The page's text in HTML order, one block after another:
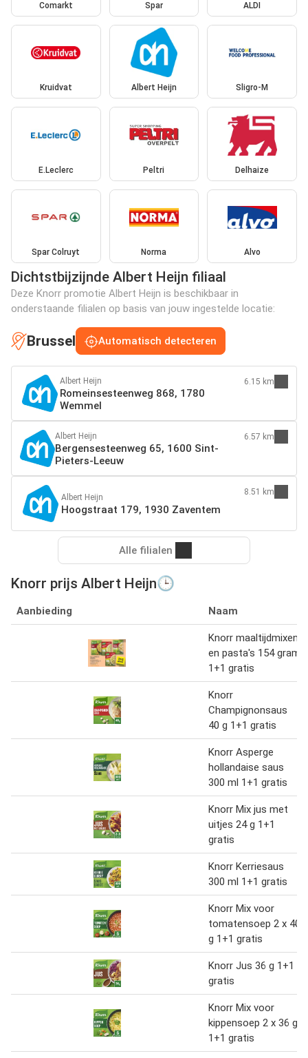
Comarkt Spar ALDI
Kruidvat Albert Heijn Sligro-M
E.Leclerc Peltri Delhaize
Spar Colruyt Norma Alvo
Dichtstbijzijnde Albert Heijn filiaal
Deze Knorr promotie Albert Heijn is beschikbaar in
onderstaande filialen op basis van jouw ingestelde locatie:
Brussel Automatisch detecteren
Albert Heijn
Romeinsesteenweg 868, 1780
Wemmel
6.15 km
Albert Heijn
Bergensesteenweg 65, 1600 Sint-
Pieters-Leeuw
6.57 km
Albert Heijn
Hoogstraat 179, 1930 Zaventem
8.51 km
Alle filialen
Knorr prijs Albert Heijn🕒
Aanbieding Naam
Knorr maaltijdmixen
en pasta's 154 gram
1+1 gratis
Knorr
Champignonsaus
40 g 1+1 gratis
Knorr Asperge
hollandaise saus
300 ml 1+1 gratis
Knorr Mix jus met
uitjes 24 g 1+1
gratis
Knorr Kerriesaus
300 ml 1+1 gratis
Knorr Mix voor
tomatensoep 2 x 40
g 1+1 gratis
Knorr Jus 36 g 1+1
gratis
Knorr Mix voor
kippensoep 2 x 36 g
1+1 gratis